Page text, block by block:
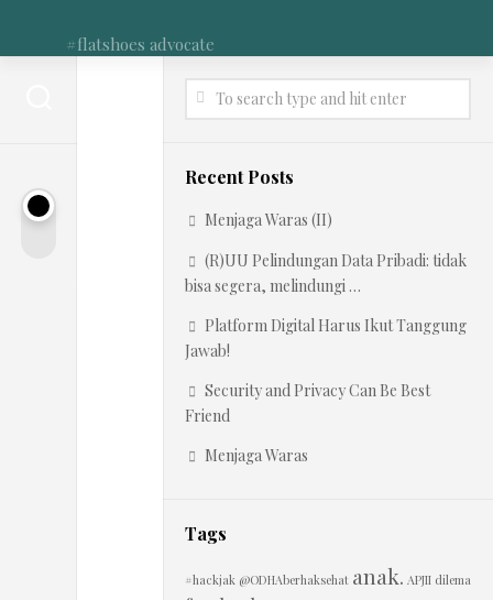
content
#flatshoes advocate
TECHNOLOGY
DEVELOPMENT
S
a
y
a
B
u
k
a
n
Recent Posts
Menjaga Waras (II)
(R)UU Pelindungan Data Pribadi: tidak
bisa segera, melindungi …
Platform Digital Harus Ikut Tanggung
Jawab!
Security and Privacy Can Be Best
Friend
Menjaga Waras
Tags
#hackjak @ODHAberhaksehat anak. APJII dilema